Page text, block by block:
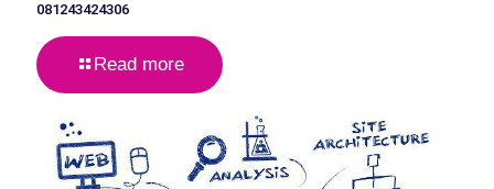
081243424306
Read more